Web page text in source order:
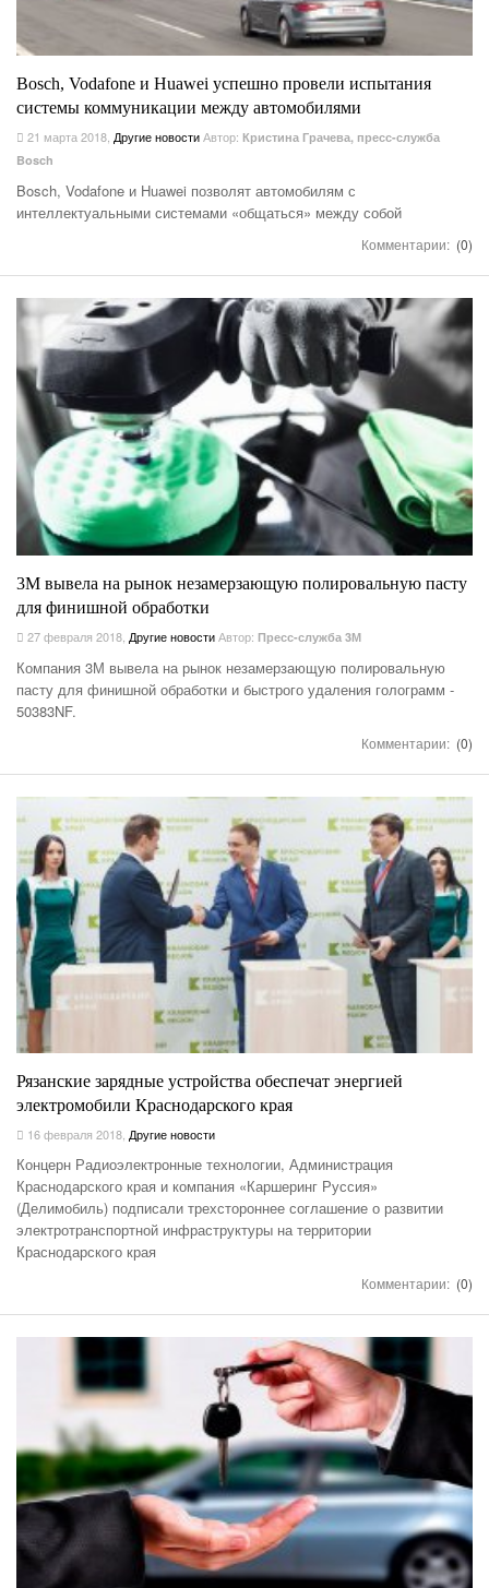
Bosch, Vodafone и Huawei успешно провели испытания
системы коммуникации между автомобилями
21 марта 2018 Другие новостиАвтор: Кристина Грачева, пресс-служба
Bosch
Bosch, Vodafone и Huawei позволят автомобилям с
интеллектуальными системами «общаться» между собой
Комментарии: (0)
3М вывела на рынок незамерзающую полировальную пасту
для финишной обработки
27 февраля 2018 Другие новостиАвтор: Пресс-служба 3М
Компания 3М вывела на рынок незамерзающую полировальную
пасту для финишной обработки и быстрого удаления голограмм -
50383NF.
Комментарии: (0)
Рязанские зарядные устройства обеспечат энергией
электромобили Краснодарского края
16 февраля 2018 Другие новости
Концерн Радиоэлектронные технологии, Администрация
Краснодарского края и компания «Каршеринг Руссия»
(Делимобиль) подписали трехстороннее соглашение о развитии
электротранспортной инфраструктуры на территории
Краснодарского края
Комментарии: (0)